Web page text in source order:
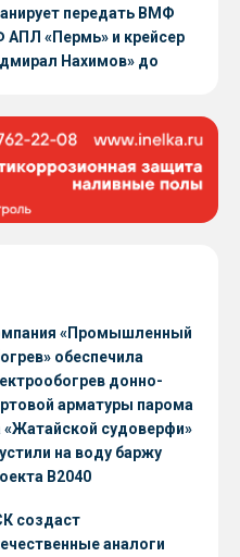
передать ВМФ
АПЛ «Пермь» и крейсер
Нахимов» до
«Промышленный
обеспечила
донно-
арматуры парома
проекта
«Жатайской судоверфи»
на воду баржу
В2040
создаст
аналоги